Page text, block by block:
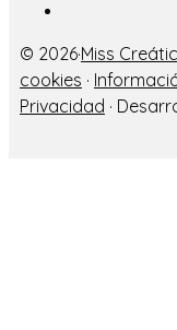
© 2026·Miss
cookies ·
Privacidad ·